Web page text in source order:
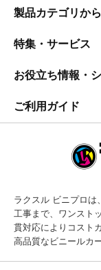
製品カテゴリか
特集・サービス
お役立ち情報・
ご利用ガイド
ラクスル ビニプロは
工事まで、ワンスト
貫対応によりコスト
高品質なビニールカ